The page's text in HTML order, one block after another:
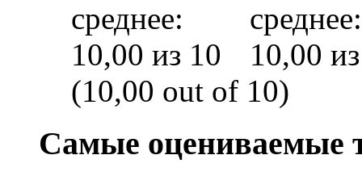
(10,00 out of 10)
Самые оцениваемые